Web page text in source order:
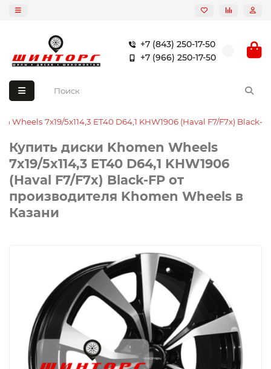
+7 (843) 250-17-50
+7 (966) 250-17-50
Wheels 7x19/5x114,3 ET40 D64,1 KHW1906 (Haval F7/F7x) Black-
Купить диски Khomen Wheels
7x19/5x114,3 ET40 D64,1 KHW1906
(Haval F7/F7x) Black-FP от
производителя Khomen Wheels в
Казани